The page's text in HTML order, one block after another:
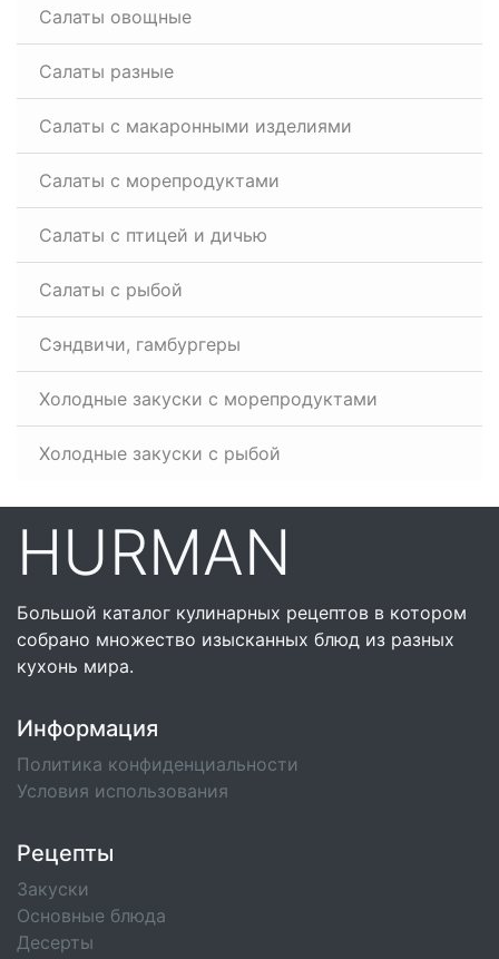
Салаты овощные
Салаты разные
Салаты с макаронными изделиями
Салаты с морепродуктами
Салаты с птицей и дичью
Салаты с рыбой
Сэндвичи, гамбургеры
Холодные закуски с морепродуктами
Холодные закуски с рыбой
HURMAN
Большой каталог кулинарных рецептов в котором
собрано множество изысканных блюд из разных
кухонь мира.
Информация
Политика конфиденциальности
Условия использования
Рецепты
Закуски
Основные блюда
Десерты